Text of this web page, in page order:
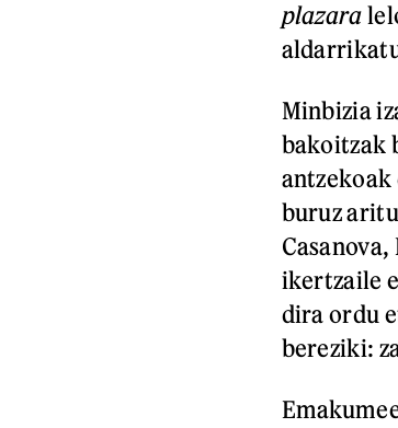
plazara
Minbizia
bakoitzak
antzekoak
buruz
ikertzaile
dira ordu
bereziki: